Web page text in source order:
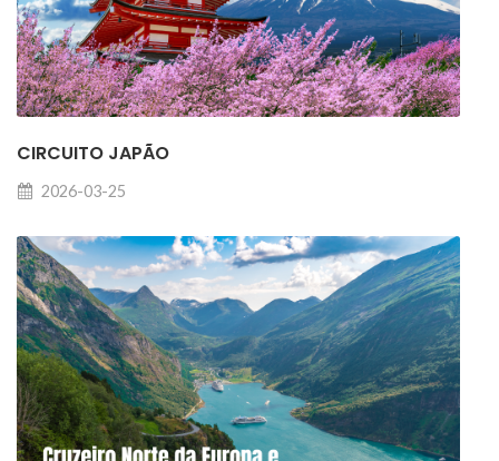
CIRCUITO JAPÃO
2026-03-25